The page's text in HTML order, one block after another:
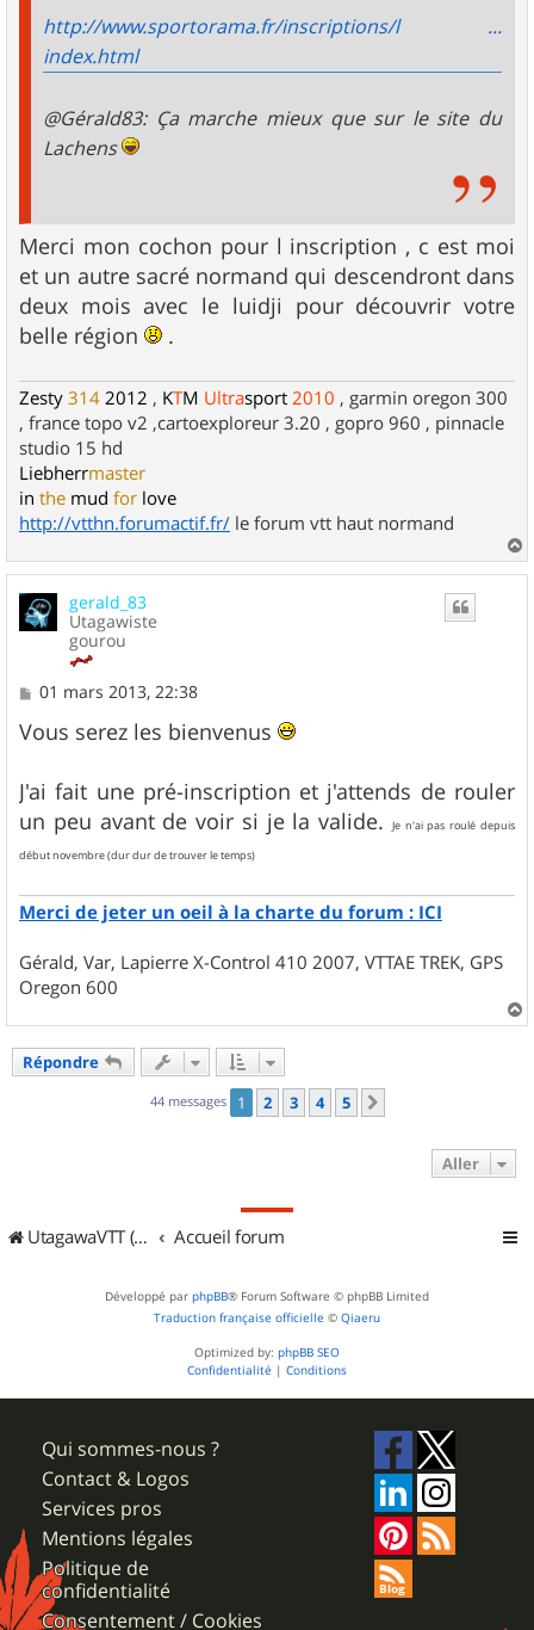
http://www.sportorama.fr/inscriptions/l ...
index.html
@Gérald83: Ça marche mieux que sur le site du
Lachens
Merci mon cochon pour l inscription , c est moi
et un autre sacré normand qui descendront dans
deux mois avec le luidji pour découvrir votre
belle région
.
Zesty 314 2012 , KTM Ultrasport 2010 , garmin oregon 300
, france topo v2 ,cartoexploreur 3.20 , gopro 960 , pinnacle
studio 15 hd
Liebherrmaster
in the mud for love
http://vtthn.forumactif.fr/ le forum vtt haut normand
a
gerald_83
Utagawiste
gourou
M
s
s
g
e
01 mars 2013, 22:38
Vous serez les bienvenus
J'ai fait une pré-inscription et j'attends de rouler
un peu avant de voir si je la valide.
Je n'ai pas roulé depuis
début novembre (dur dur de trouver le temps)
Merci de jeter un oeil à la charte du forum : ICI
Gérald, Var, Lapierre X-Control 410 2007, VTTAE TREK, GPS
Oregon 600
a
Répondre
44 messages 1 2 3 4 5
Aller
UtagawaVTT (Randos VTT et VTTAE avec traces GPS) Accueil forum
Développé par phpBB® Forum Software © phpBB Limited
Traduction française officielle © Qiaeru
Optimized by: phpBB SEO
Confidentialité | Conditions
Qui sommes-nous ?
Contact & Logos
Services pros
Mentions légales
Politique de
confidentialité
Consentement / Cookies